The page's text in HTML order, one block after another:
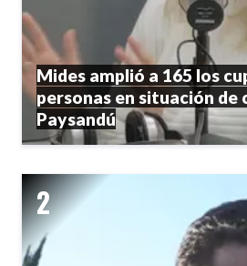
Mides amplió a 165 los
personas en situación de
Paysandú